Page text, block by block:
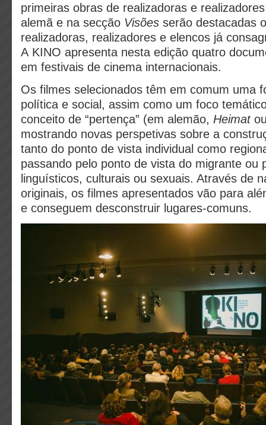
primeiras obras de realizadoras e
alemã e na secção Visões serão destacadas
realizadoras, realizadores e elencos já
A KINO apresenta nesta edição quatro
em festivais de cinema internacionais.
Os filmes selecionados têm em comum uma
política e social, assim como um foco
conceito de “pertença” (em alemão, Heimat
mostrando novas perspetivas sobre a
tanto do ponto de vista individual como
passando pelo ponto de vista do migrante ou
linguísticos, culturais ou sexuais. Através de
originais, os filmes apresentados vão para
e conseguem desconstruir lugares-comuns.